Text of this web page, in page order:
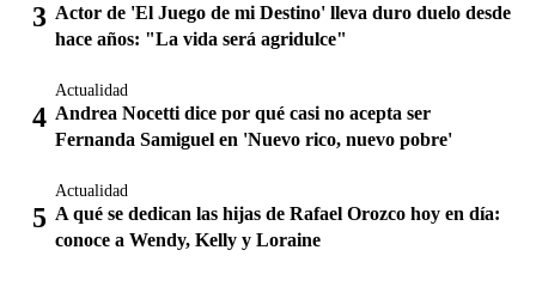
Actor de 'El Juego de mi Destino' lleva duro duelo desde
hace años: "La vida será agridulce"
Actualidad
Andrea Nocetti dice por qué casi no acepta ser
Fernanda Samiguel en 'Nuevo rico, nuevo pobre'
Actualidad
A qué se dedican las hijas de Rafael Orozco hoy en día:
conoce a Wendy, Kelly y Loraine